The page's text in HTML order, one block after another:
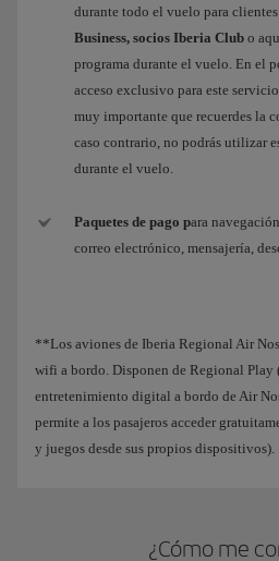
durante todo el vuelo para
Business, socios Iberia Club o
programa durante el vuelo. En el
acceso exclusivo para este
muy importante que recuerdes la
caso contrario, no podrás utilizar
durante el vuelo.
Paquetes de pago para
correo electrónico, mensajería,
**Los aviones de Iberia Regional Air
wifi a bordo. Disponen de Regional Play
entretenimiento digital a bordo de Air
permite a los pasajeros acceder
y juegos desde sus propios dispositivos).
¿Cómo me